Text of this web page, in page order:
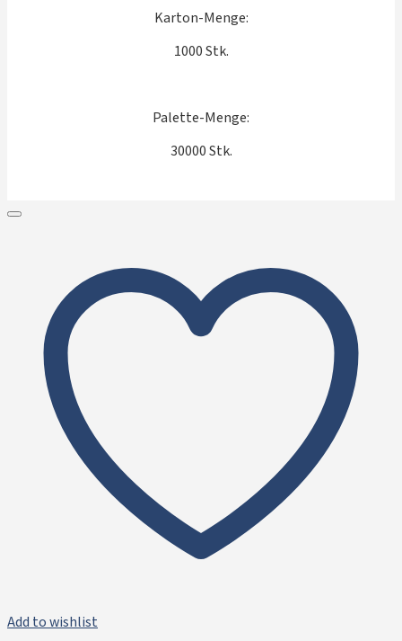
Karton-Menge:
1000 Stk.
Palette-Menge:
30000 Stk.
Add to wishlist